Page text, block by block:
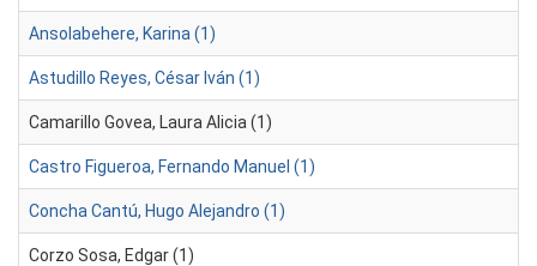
Ansolabehere, Karina (1)
Astudillo Reyes, César Iván (1)
Camarillo Govea, Laura Alicia (1)
Castro Figueroa, Fernando Manuel (1)
Concha Cantú, Hugo Alejandro (1)
Corzo Sosa, Edgar (1)